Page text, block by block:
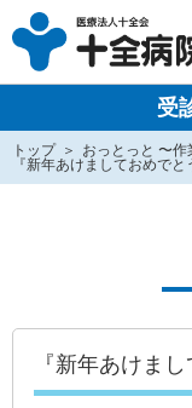
受
トップ
おっとっと 〜
『新年あけましておめでと
『新年あけま